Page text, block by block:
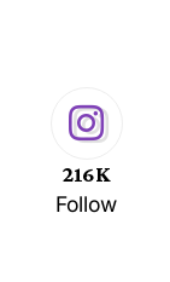
216K
Follow